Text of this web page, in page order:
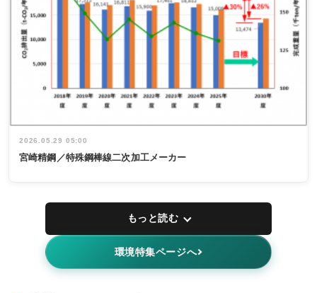
2026.05.29 05:00
宮崎精鋼／特殊鋼棒線二次加工メーカー
もっと読む
環境特集ページへ